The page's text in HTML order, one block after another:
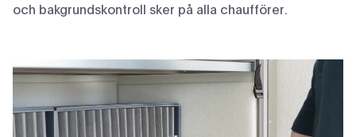
och bakgrundskontroll sker på alla chaufförer.